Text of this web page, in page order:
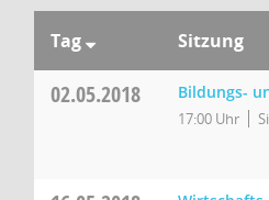
Tag Sitzung
02.05.2018 Bildungs-
17:00 Uhr